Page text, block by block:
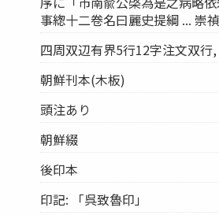
事緫十二卷名曰麗史提綱 ... 崇
四周双辺有界5行12字注文双
朝鮮刊本(木板)
頭注あり
朝鮮綴
後印本
印記: 「呉致魯印」